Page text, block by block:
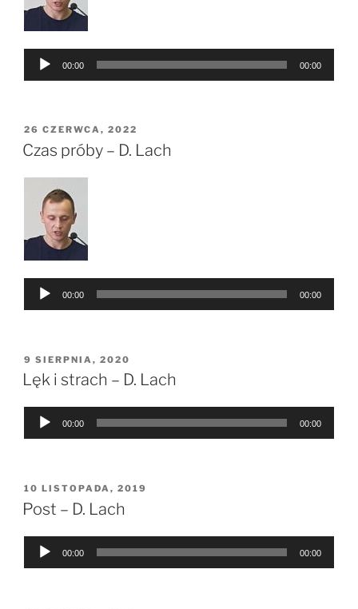
Odtwarzacz
00:00 00:00
OPUBLIKOWANE
W
26 CZERWCA, 2022
Czas próby – D. Lach
Odtwarzacz
00:00 00:00
OPUBLIKOWANE
W
9 SIERPNIA, 2020
Lęk i strach – D. Lach
Odtwarzacz
00:00 00:00
OPUBLIKOWANE
W
10 LISTOPADA, 2019
Post – D. Lach
Odtwarzacz
00:00 00:00